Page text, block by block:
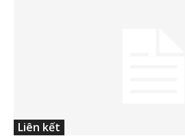
Liên kết